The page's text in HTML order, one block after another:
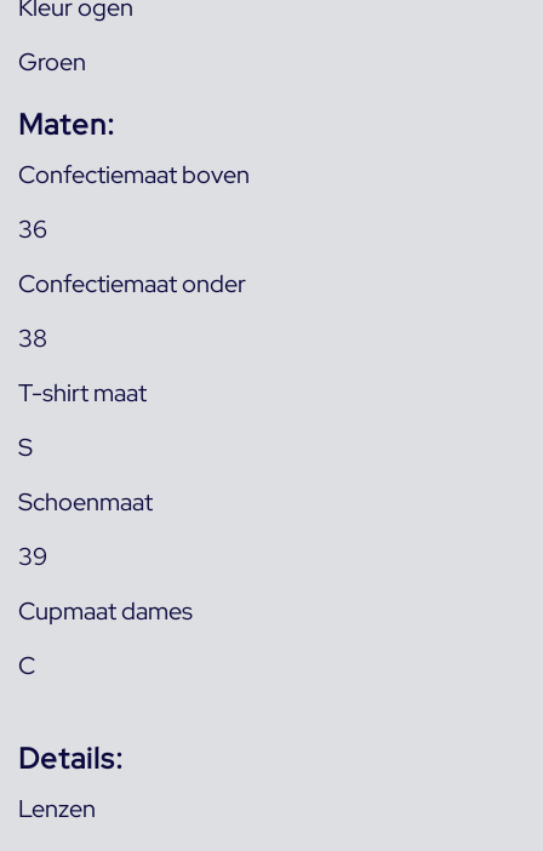
Kleur ogen
Groen
Maten:
Confectiemaat boven
36
Confectiemaat onder
38
T-shirt maat
S
Schoenmaat
39
Cupmaat dames
C
Details:
Lenzen